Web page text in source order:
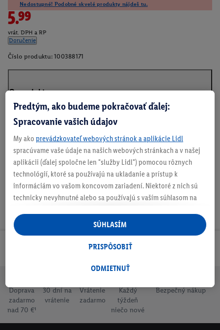
Nedostupné! Podobné skvelé produkty nájdeš tu.
5.99
vrát. DPH a RP
Doručenie
Číslo produktu: 100388171
O produkte
Podrobnosti o bezpečnosti produktu
Odoberaj Newsletter!
Doprava
zadarmo
nad 70 €¹
30 dní na
vrátenie
Vrátenie
zadarmo
Každý
týždeň
niečo nové
Bezpečný nákup
Predtým, ako budeme pokračovať ďalej:
Spracovanie vašich údajov
My ako prevádzkovateľ webových stránok a aplikácie Lidl
spracúvame vaše údaje na našich webových stránkach a v našej
aplikácii (ďalej spoločne len "služby Lidl") pomocou rôznych
technológií, ktoré sa používajú na ukladanie a prístup k
informáciám vo vašom koncovom zariadení. Niektoré z nich sú
technicky nevyhnutné alebo sa používajú s vaším súhlasom na
personalizovanú reklamu v rámci služieb Lidl aj mimo nich. Ak
ste účastníkom programu Lidl Plus, na tieto účely sa spracúvajú
aj údaje z vášho nákupného správania v obchode.
následne si vytvoríte účet Lidl Plus alebo sa prihlásite do svojho
tiež vytvoriť špeciálny online identifikátor z e-mailovej adresy,
ktorú tam uvediete, aby sme vás mohli rozpoznať v službách
prevádzkovaných tretími stranami a zobrazovať vám
ODMIETNUŤ
PRISPÔSOBIŤ
SÚHLASÍM